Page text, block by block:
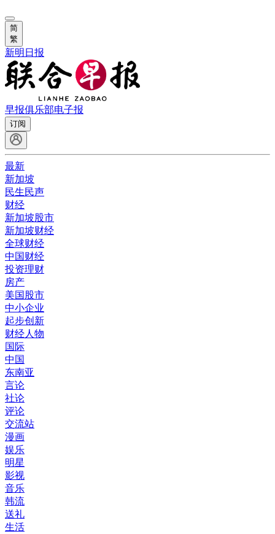
简
繁
新明日报
早报俱乐部电子报
订阅
最新
新加坡
民生民声
财经
新加坡股市
新加坡财经
全球财经
中国财经
投资理财
房产
美国股市
中小企业
起步创新
财经人物
国际
中国
东南亚
言论
社论
评论
交流站
漫画
娱乐
明星
影视
音乐
韩流
送礼
生活